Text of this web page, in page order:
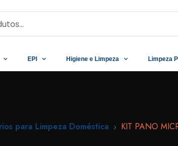
EPI Higiene e Limpeza Limpeza
para Limpeza Doméstica KIT PANO